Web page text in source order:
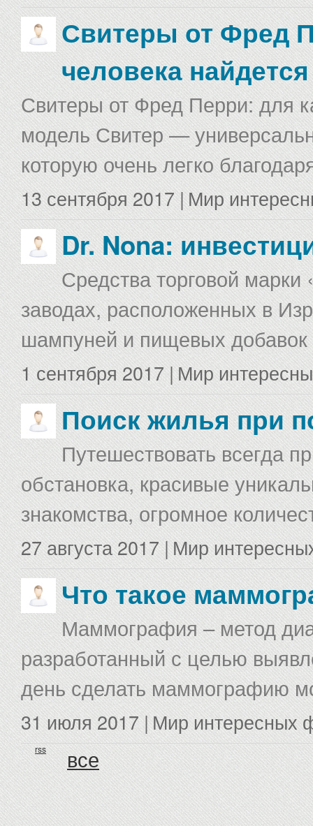
Свитеры от Фред
человека
Свитеры от Фред Перри: для
модель Свитер —
которую очень легко
13 сентября 2017 |Мир
Dr. Nona:
Средства торговой
заводах, расположенных в
шампуней и пищевых
1 сентября 2017 |Мир
Поиск жилья при
Путешествовать всегда
обстановка, красивые
знакомства, огромное
27 августа 2017 |Мир
Что такое
Маммография – метод
разработанный с целью
день сделать маммографию
31 июля 2017 |Мир интересных
rss все